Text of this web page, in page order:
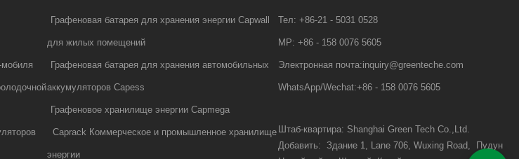
Графеновая батарея для хранения энергии Capwall
для жилых помещений
Графеновая батарея для хранения автомобильных
аккумуляторов Capess
Графеновое хранилище энергии Capmega
Caprack Коммерческое и промышленное хранилище
энергии
Тел: +86-21 - 5031 0528
MP: +86 - 158 0076 5605
Электронная почта:inquiry@greenteche.com
WhatsApp/Wechat:+86 - 158 0076 5605
Штаб-квартира: Shanghai Green Tech Co.,Ltd.
Добавить: Здание 1, Lane 706, Wuxing Road,
Пудун